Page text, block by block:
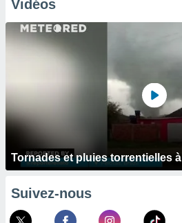
Vidéos
Tornades et pluies torrentielles
Suivez-nous